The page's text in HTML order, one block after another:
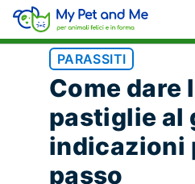
PARASSITI
Come dare
pastiglie al
indicazioni
passo